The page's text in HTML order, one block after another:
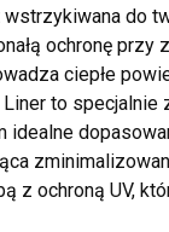
do
ochronę
ciepłe
to specjalnie
z ochroną UV,